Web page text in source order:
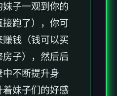
妹子一观到你的
跑了），你可
赚钱（钱可以买
子），然后后
不断提升身
着妹子们的好感